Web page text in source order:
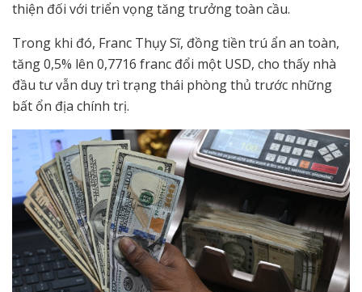
thiện đối với triển vọng tăng trưởng toàn cầu.
Trong khi đó, Franc Thụy Sĩ, đồng tiền trú ẩn an toàn,
tăng 0,5% lên 0,7716 franc đổi một USD, cho thấy nhà
đầu tư vẫn duy trì trạng thái phòng thủ trước những
bất ổn địa chính trị.